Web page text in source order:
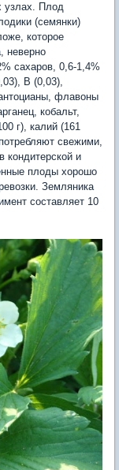
узлах. Плод
(семянки)
которое
неверно
сахаров, 0,6-1,4%
В (0,03),
флавоны
кобальт,
г), калий (161
свежими,
кондитерской и
плоды хорошо
Земляника
составляет 10